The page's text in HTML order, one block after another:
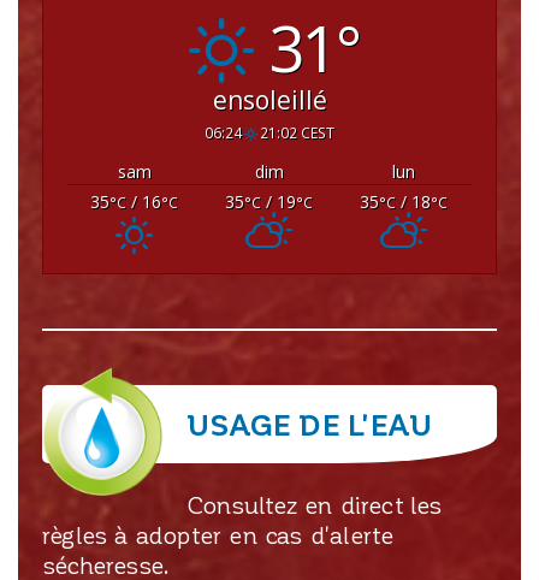
31°
ensoleillé
06:24 21:02 CEST
sam dim
lun
35°C / 16°C 35°C / 19°C 35°C / 18°C
USAGE DE L'EAU
Consultez en direct les
règles à adopter en cas d'alerte
sécheresse.